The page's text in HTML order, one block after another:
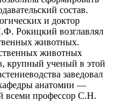
состав.
и доктор
Рокицкий возглавлял
животных.
животных
крупный ученый в этой
заведовал
анатомии —
всеми профессор С.Н.